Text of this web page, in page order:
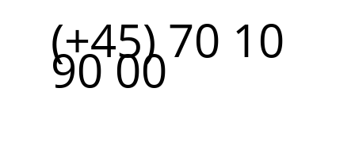
(+45) 70 10
90 00